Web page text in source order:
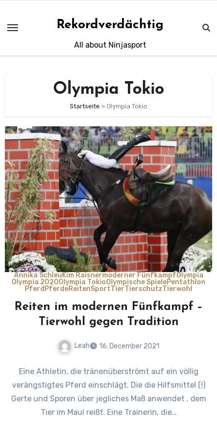
content
Rekordverdächtig
All about Ninjasport
Olympia Tokio
Startseite » Olympia Tokio
Annika Schleu Kim Raisnermoderner FünfkampfOlympia
Olympia 2020Olympia TokioOlympische SpielePentathlon
Pferd PferdeReitenSportTierTierschutzTierwohl
Reiten im modernen Fünfkampf –
Tierwohl gegen Tradition
Leah 16. December 2021
Comments
Eine Athletin, die tränenüberströmt auf ein völlig
verängstigtes Pferd einschlägt. Die die Hilfsmittel (!)
Gerte und Sporen über jegliches Maß anwendet , dem
Tier im Maul reißt. Eine Trainerin, die…